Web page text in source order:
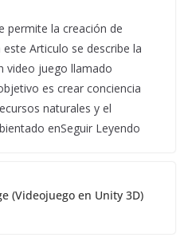
permite la creación de
Articulo se describe la
video juego llamado
es crear conciencia
naturales y el
enSeguir Leyendo
(Videojuego en Unity 3D)